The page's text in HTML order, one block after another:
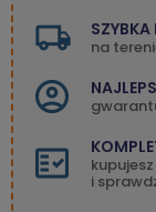
na
i